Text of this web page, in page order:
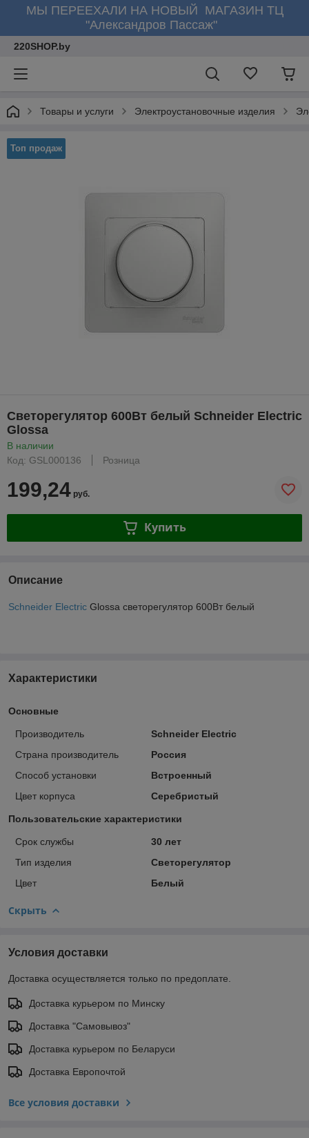
МЫ ПЕРЕЕХАЛИ НА НОВЫЙ МАГАЗИН ТЦ
"Александров Пассаж"
220SHOP.by
Товары и услуги Электроустановочные изделия
Топ продаж
Светорегулятор 600Вт белый Schneider Electric
Glossa
В наличии
Код: GSL000136
Розница
199,24 руб.
Купить
Описание
Schneider Electric Glossa светорегулятор 600Вт белый
Характеристики
Основные
Производитель
Schneider Electric
Страна производитель
Россия
Способ установки
Встроенный
Цвет корпуса
Серебристый
Пользовательские характеристики
Срок службы
30 лет
Тип изделия
Светорегулятор
Цвет
Белый
Скрыть
Условия доставки
Доставка осуществляется только по предоплате.
Доставка курьером по Минску
Доставка "Самовывоз"
Доставка курьером по Беларуси
Доставка Европочтой
Все условия доставки